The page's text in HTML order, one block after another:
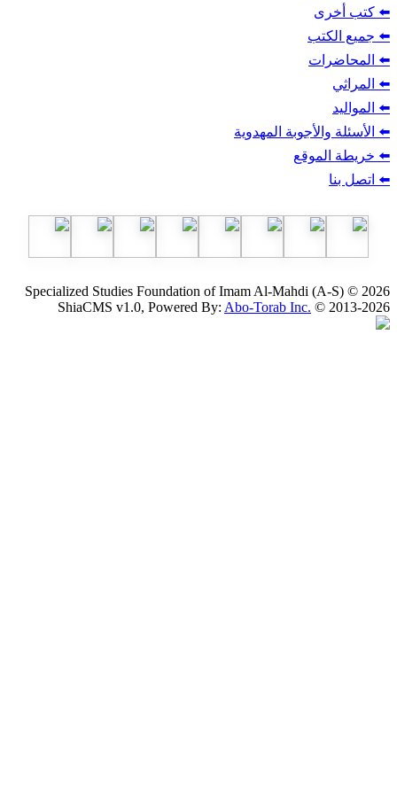
المهدوية
Specialized Studies Foundation of Imam Al-
ShiaCMS v1.0, Powered By:Abo-Torab Inc.